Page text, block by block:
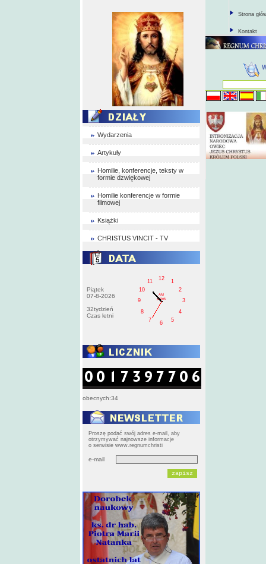
Wydarzenia
Artykuły
Homilie, konferencje, teksty w
formie dzwiękowej
Homilie konferencje w formie
filmowej
Książki
CHRISTUS VINCIT - TV
Piątek
07-8-2026
32tydzień
Czas letni
1
2
3
4
5
6
7
8
9
10
11
12
AM
pištek
obecnych:34
Proszę podać swój adres e-mail, aby
otrzymywać najnowsze informacje
o serwisie www.regnumchristi
e-mail
Strona
Kontakt